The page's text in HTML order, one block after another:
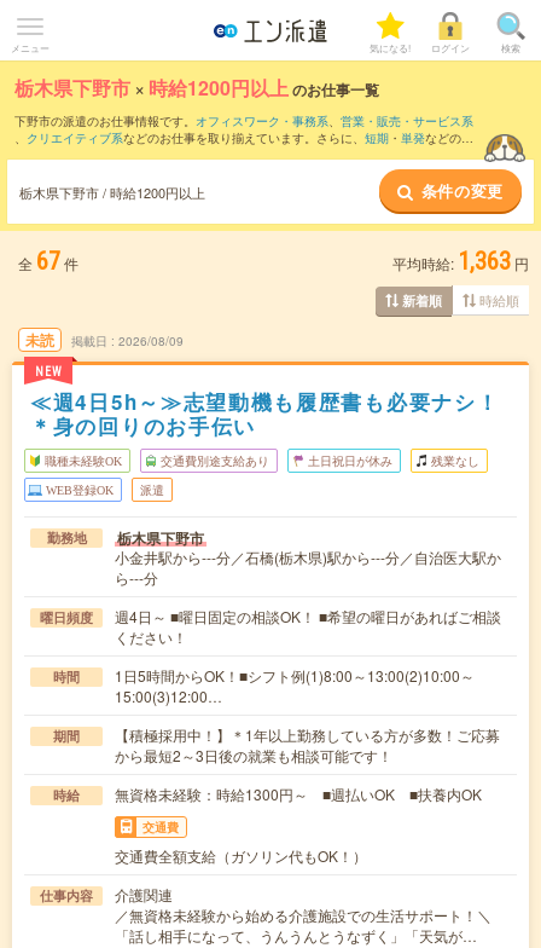
メニュー 気になる! ログイン 検索
栃木県下野市 × 時給1200円以上のお仕事一覧
下野市の派遣のお仕事情報です。 オフィスワーク・事務系、 営業・販売・サービス系
、 クリエイティブ系などのお仕事を取り揃えています。さらに、 短期 ・ 単発などの期
栃木県下野市 / 時給1200円以上 条件の変更
全 67件 平均時給: 1,363 円
新着順 時給順
未読
NEW
掲載日 2026/08/09
≪週4日5h～≫志望動機も履歴書も必要ナシ！
＊身の回りのお手伝い
職種未経験OK 交通費別途支給あり 土日祝日が休み 残業なし
WEB登録OK 派遣
勤務地 栃木県下野市
小金井駅から---分／石橋(栃木県)駅から---分／自治医大駅か
ら---分
曜日頻度
週4日～ ■曜日固定の相談OK！ ■希望の曜日があればご相談
ください！
時間
1日5時間からOK！■シフト例(1)8:00～13:00(2)10:00～
15:00(3)12:00…
期間
【積極採用中！】＊1年以上勤務している方が多数！ご応募
から最短2～3日後の就業も相談可能です！
時給 無資格未経験：時給1300円～ ■週払いOK ■扶養内OK
交通費
交通費全額支給（ガソリン代もOK！）
仕事内容
介護関連
／無資格未経験から始める介護施設での生活サポート！＼
「話し相手になって、うんうんとうなずく」「天気が…